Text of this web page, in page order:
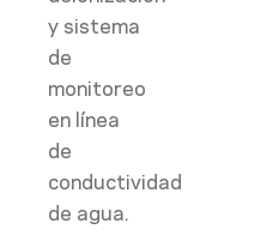
y sistema
de
monitoreo
en línea
de
conductividad
de agua.